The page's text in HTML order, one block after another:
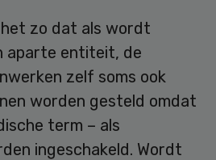
zo dat als wordt
aparte entiteit, de
zelf soms ook
worden gesteld omdat
term – als
ingeschakeld. Wordt